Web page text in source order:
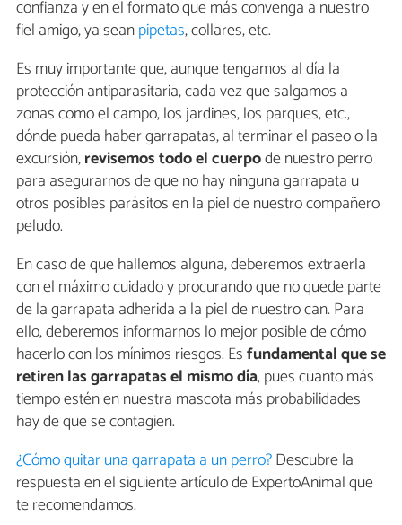
confianza y en el formato que más convenga a nuestro
fiel amigo, ya seanpipetas, collares, etc.
Es muy importante que, aunque tengamos al día la
protección antiparasitaria, cada vez que salgamos a
zonas como el campo, los jardines, los parques, etc.,
dónde pueda haber garrapatas, al terminar el paseo o la
excursión,revisemos todo el cuerpode nuestro perro
para asegurarnos de que no hay ninguna garrapata u
otros posibles parásitos en la piel de nuestro compañero
peludo.
En caso de que hallemos alguna, deberemos extraerla
con el máximo cuidado y procurando que no quede parte
de la garrapata adherida a la piel de nuestro can. Para
ello, deberemos informarnos lo mejor posible de cómo
hacerlo con los mínimos riesgos. Esfundamental que se
retiren las garrapatas el mismo día, pues cuanto más
tiempo estén en nuestra mascota más probabilidades
hay de que se contagien.
¿Cómo quitar una garrapata a un perro?Descubre la
respuesta en el siguiente artículo de ExpertoAnimal que
te recomendamos.